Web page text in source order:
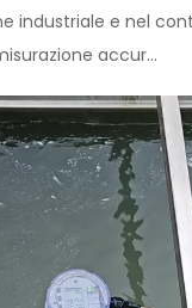
industriale e nel
accur...